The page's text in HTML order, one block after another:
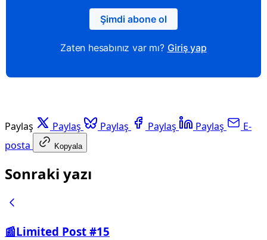
Şimdi abone ol
Zaten hesabınız var mı? Giriş yap
Paylaş Paylaş Paylaş Paylaş Paylaş
E-
posta
Kopyala
Sonraki yazı
📰Limited Post #15